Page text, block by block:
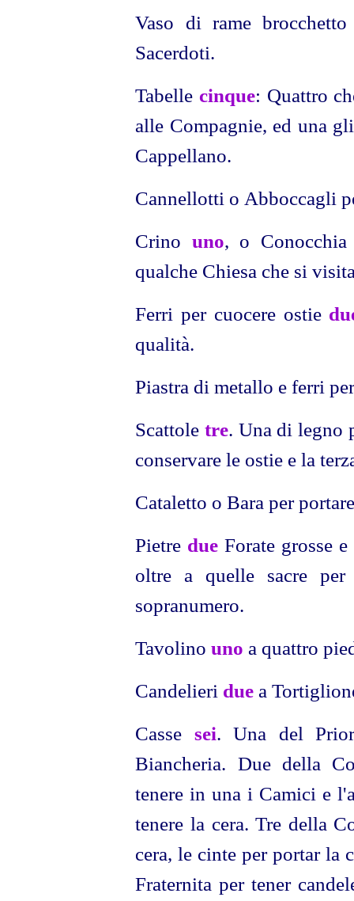
Vaso di rame
Sacerdoti.
Tabellecinque: Quattro
alle Compagnie, ed una
Cappellano.
Cannellotti o Abboccagli
Crino uno, o Conocchia
qualche Chiesa che si
Ferri per cuocere ostie
qualità.
Piastra di metallo e ferri
Scattoletre. Una di legno
conservare le ostie e la
Cataletto o Bara per
Pietre due Forate grosse
oltre a quelle sacre
sopranumero.
Tavolinouno a quattro
Candelieri due a
Casse sei. Una del
Biancheria. Due della
tenere in una i Camici e
tenere la cera. Tre della
cera, le cinte per portar la
Fraternita per tener